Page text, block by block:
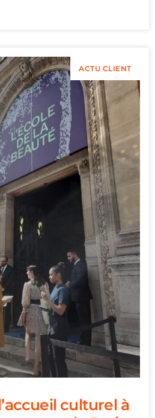
ACTU CLIENT
culturel à